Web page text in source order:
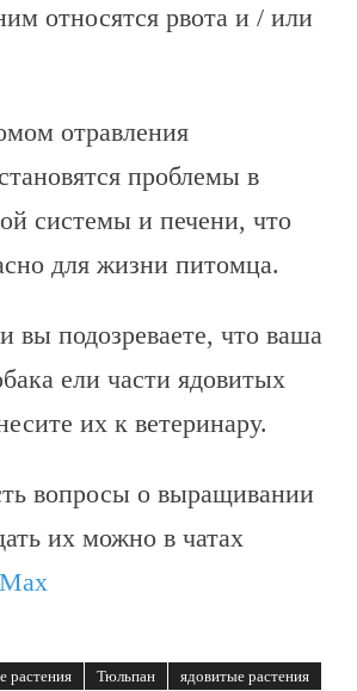
относятся рвота и / или
отравления
проблемы в
системы и печени, что
для жизни питомца.
вы подозреваете, что ваша
ели части ядовитых
их к ветеринару.
вопросы о выращивании
их можно в чатах
Max
растения Тюльпан ядовитые растения